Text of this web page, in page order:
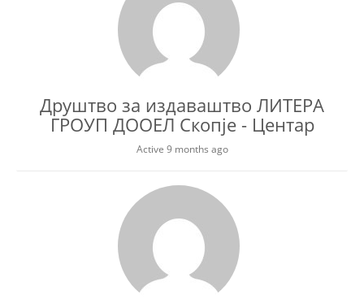
Друштво за издаваштво ЛИТЕРА
ГРОУП ДООЕЛ Скопје - Центар
Active 9 months ago